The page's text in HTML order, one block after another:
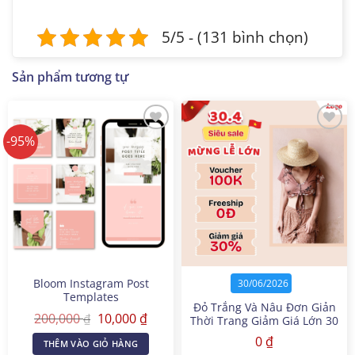
5/5 - (131 bình chọn)
Sản phẩm tương tự
-95%
Bloom Instagram Post
Templates
200,000₫ Giá
gốc
là:
10,000₫Giá
hiện
tại
THÊM VÀO GIỎ HÀNG
30/06/2026
Đỏ Trắng Và Nâu Đơn Giản
Thời Trang Giảm Giá Lớn 30
Tháng 4 Bài Đăng Facebook
0₫